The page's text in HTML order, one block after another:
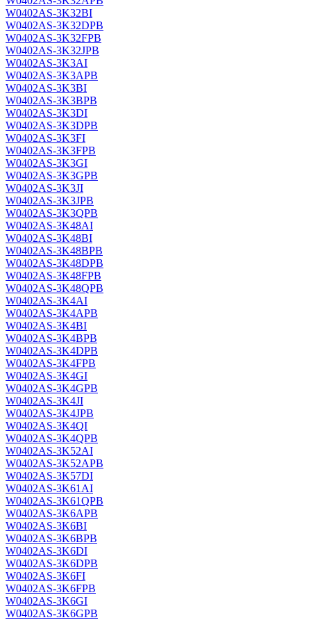
W0402AS-3K32BI
W0402AS-3K32DPB
W0402AS-3K32FPB
W0402AS-3K32JPB
W0402AS-3K3AI
W0402AS-3K3APB
W0402AS-3K3BI
W0402AS-3K3BPB
W0402AS-3K3DI
W0402AS-3K3DPB
W0402AS-3K3FI
W0402AS-3K3FPB
W0402AS-3K3GI
W0402AS-3K3GPB
W0402AS-3K3JI
W0402AS-3K3JPB
W0402AS-3K3QPB
W0402AS-3K48AI
W0402AS-3K48BI
W0402AS-3K48BPB
W0402AS-3K48DPB
W0402AS-3K48FPB
W0402AS-3K48QPB
W0402AS-3K4AI
W0402AS-3K4APB
W0402AS-3K4BI
W0402AS-3K4BPB
W0402AS-3K4DPB
W0402AS-3K4FPB
W0402AS-3K4GI
W0402AS-3K4GPB
W0402AS-3K4JI
W0402AS-3K4JPB
W0402AS-3K4QI
W0402AS-3K4QPB
W0402AS-3K52AI
W0402AS-3K52APB
W0402AS-3K57DI
W0402AS-3K61AI
W0402AS-3K61QPB
W0402AS-3K6APB
W0402AS-3K6BI
W0402AS-3K6BPB
W0402AS-3K6DI
W0402AS-3K6DPB
W0402AS-3K6FI
W0402AS-3K6FPB
W0402AS-3K6GI
W0402AS-3K6GPB